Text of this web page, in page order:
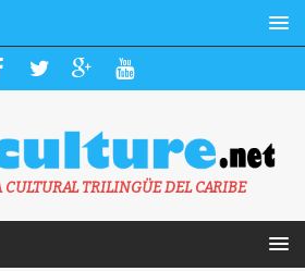
CULTURAL TRILINGÜE DEL CARIBE